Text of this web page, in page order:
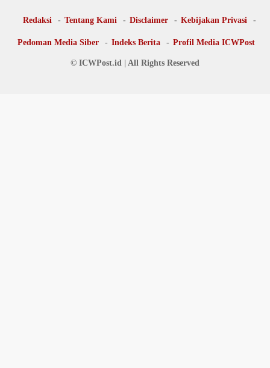
Redaksi Tentang Kami Disclaimer Kebijakan Privasi
Pedoman Media Siber Indeks Berita Profil Media ICWPost
© ICWPost.id | All Rights Reserved